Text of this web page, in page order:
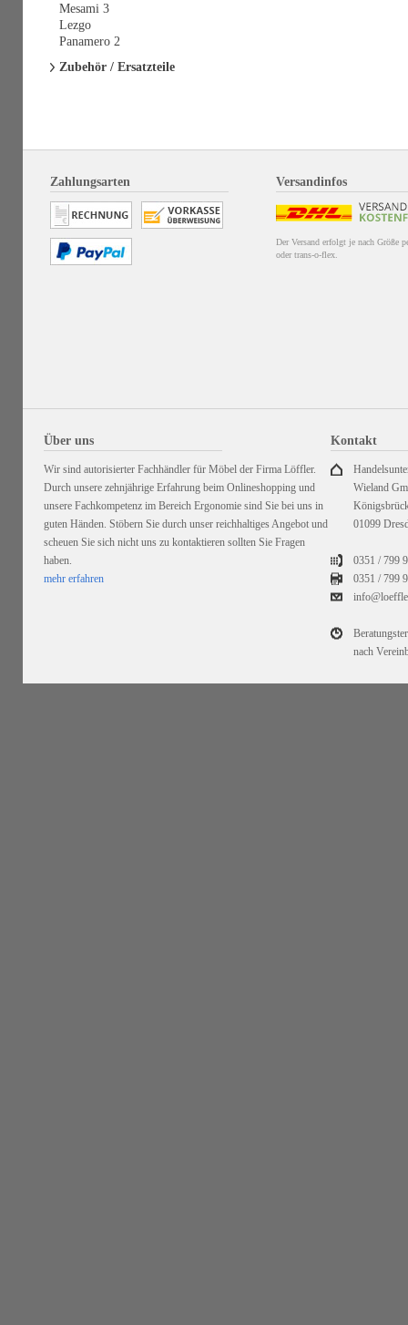
Mesami 3
Lezgo
Panamero 2
Zubehör / Ersatzteile
Zahlungsarten Versandinfos
Der Versand erfolgt je nach Größe
oder trans-o-flex.
Über uns
Wir sind autorisierter Fachhändler für Möbel der Firma Löffler.
Durch unsere zehnjährige Erfahrung beim Onlineshopping und
unsere Fachkompetenz im Bereich Ergonomie sind Sie bei uns in
guten Händen. Stöbern Sie durch unser reichhaltiges Angebot und
scheuen Sie sich nicht uns zu kontaktieren sollten Sie Fragen
haben.
mehr erfahren
Kontakt
Wieland
01099
0351 / 799
0351 /799
nach